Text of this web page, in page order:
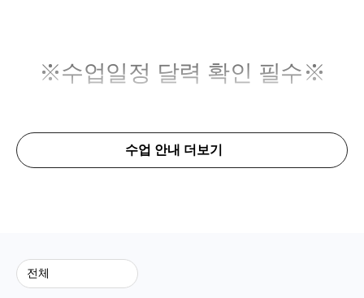
※수업일정 달력 확인 필수※
수업 안내 더보기